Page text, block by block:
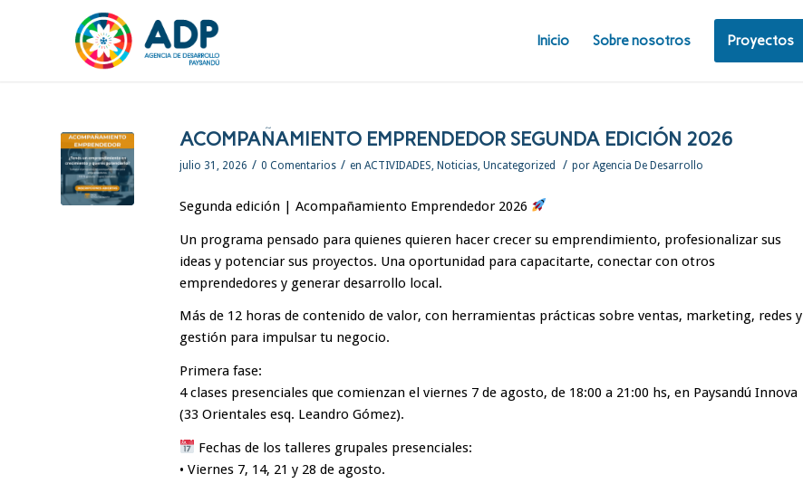
Inicio Sobre nosotros Proyectos
ACOMPAÑAMIENTO EMPRENDEDOR SEGUNDA EDICIÓN 2026
julio 31, 2026 / 0 Comentarios / en ACTIVIDADES, Noticias, Uncategorized / por Agencia De Desarrollo
Segunda edición | Acompañamiento Emprendedor 2026
Un programa pensado para quienes quieren hacer crecer su emprendimiento, profesionalizar sus
ideas y potenciar sus proyectos. Una oportunidad para capacitarte, conectar con otros
emprendedores y generar desarrollo local.
Más de 12 horas de contenido de valor, con herramientas prácticas sobre ventas, marketing, redes y
gestión para impulsar tu negocio.
Primera fase:
4 clases presenciales que comienzan el viernes 7 de agosto, de 18:00 a 21:00 hs, en Paysandú Innova
(33 Orientales esq. Leandro Gómez).
Fechas de los talleres grupales presenciales:
• Viernes 7, 14, 21 y 28 de agosto.